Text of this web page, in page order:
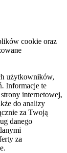
cookie oraz
użytkowników,
Informacje te
internetowej,
do analizy
za Twoją
danego
za